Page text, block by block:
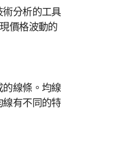
分析的工具
價格波動的
有不同的特